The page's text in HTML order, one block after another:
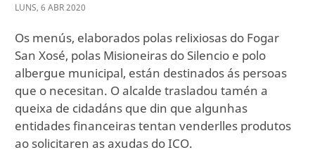
LUNS, 6 ABR2020
Os menús, elaborados polas relixiosas do Fogar
San Xosé, polas Misioneiras do Silencio e polo
albergue municipal, están destinados ás persoas
que o necesitan. O alcalde trasladou tamén a
queixa de cidadáns que din que algunhas
entidades financeiras tentan venderlles produtos
ao solicitaren as axudas do ICO.